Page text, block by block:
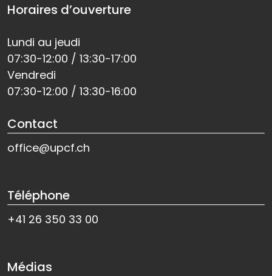
Horaires d’ouverture
Lundi au jeudi
07:30-12:00 / 13:30-17:00
Vendredi
07:30-12:00 / 13:30-16:00
Contact
office@upcf.ch
Téléphone
+41 26 350 33 00
Médias